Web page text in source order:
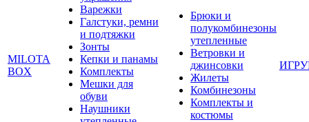
MILOTA
BOX
Варежки
Галстуки, ремни
и подтяжки
Зонты
Кепки и панамы
Комплекты
Мешки для
обуви
Наушники
Брюки и
полукомбинезоны
утепленные
Ветровки и
джинсовки
Жилеты
Комбинезоны
Комплекты и
костюмы